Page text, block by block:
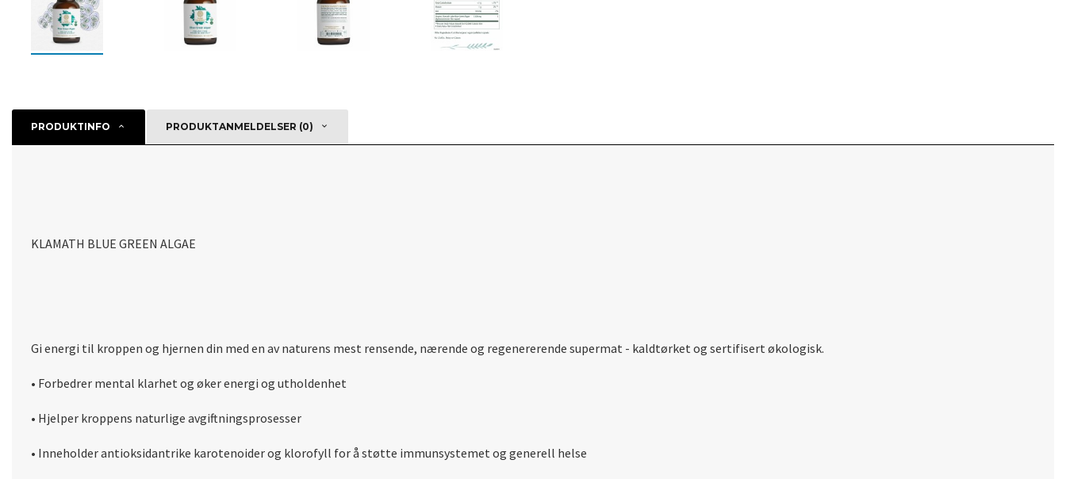
PRODUKTINFO PRODUKTANMELDELSER (0)
KLAMATH BLUE GREEN ALGAE
Gi energi til kroppen og hjernen din med en av naturens mest rensende, nærende og regenererende supermat - kaldtørket og sertifisert økologisk.
• Forbedrer mental klarhet og øker energi og utholdenhet
• Hjelper kroppens naturlige avgiftningsprosesser
• Inneholder antioksidantrike karotenoider og klorofyll for å støtte immunsystemet og generell helse